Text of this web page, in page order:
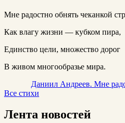
Мне радостно обнять чеканкой
Как влагу жизни — кубком пира,
Единство цели, множество дорог
В живом многообразье мира.
Даниил Андреев. Мне
Все стихи
Лента новостей